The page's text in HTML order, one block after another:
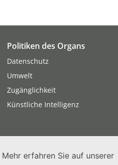
erfahren Sie auf unserer
Politiken des Organs
Datenschutz
Umwelt
Zugänglichkeit
Künstliche Intelligenz